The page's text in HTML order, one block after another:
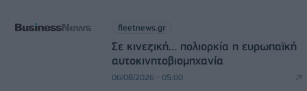
fleetnews.gr
Σε κινεζική… πολιορκία η ευρωπαϊκή
αυτοκινητοβιομηχανία
06/08/2026 - 05:00